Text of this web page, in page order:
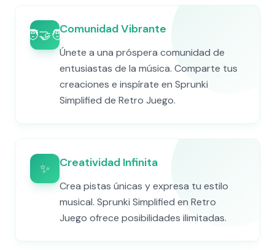
🧑‍🤝‍🧑Comunidad Vibrante
Únete a una próspera comunidad de
entusiastas de la música. Comparte tus
creaciones e inspírate en Sprunki
Simplified de Retro Juego.
✨ Creatividad Infinita
Crea pistas únicas y expresa tu estilo
musical. Sprunki Simplified en Retro
Juego ofrece posibilidades ilimitadas.